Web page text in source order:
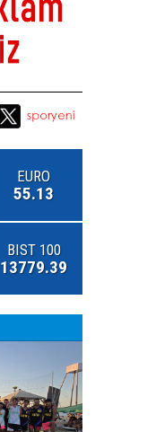
EURO
55.13
BIST 100
13779.39